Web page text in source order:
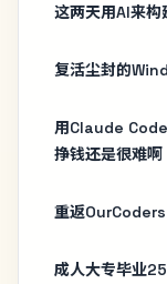
这两天用AI来构
复活尘封的
用Claude
挣钱还是很难啊
重返OurCoders
成人大专毕业